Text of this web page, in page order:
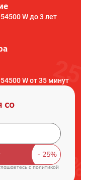
W до 3 лет
W от 35 минут
со
c политикой